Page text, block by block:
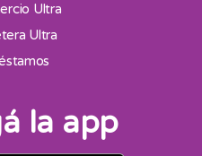
Ultra
Ultra
la app